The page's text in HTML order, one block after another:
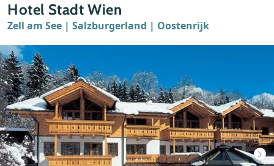
Weblog
Accommodaties
Thema's
Bezienswaardigheden
Tips
Hotel Stadt Wien
Zell am See | Salzburgerland | Oostenrijk